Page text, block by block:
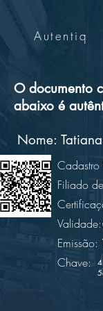
Autentiq
O documento
abaixo é
Nome:
Cadastro
Filiado
Validade:
Emissão:
Chave: